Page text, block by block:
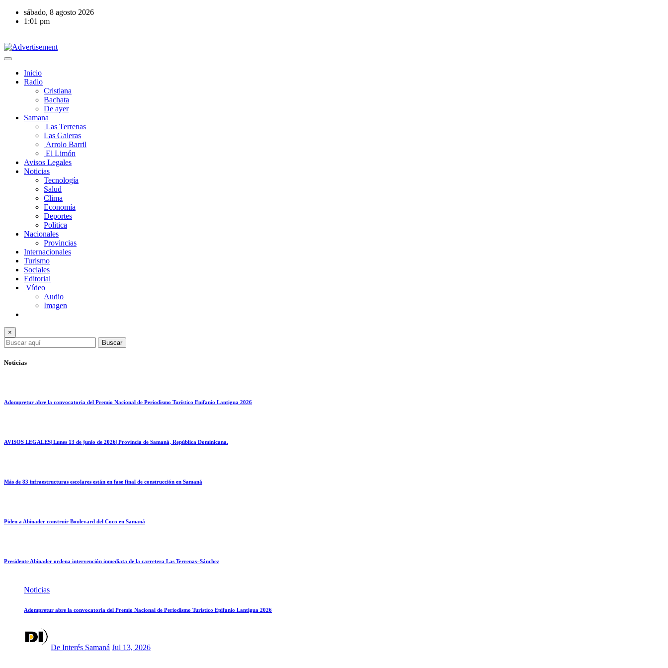
sábado, 8 agosto 2026
1:01 pm
Inicio
Radio
Cristiana
Bachata
De ayer
Samana
Las Terrenas
Las Galeras
Arrolo Barril
El Limón
Avisos Legales
Noticias
Tecnología
Salud
Clima
Economía
Deportes
Politica
Nacionales
Provincias
Internacionales
Turismo
Sociales
Editorial
Vídeo
Audio
Imagen
×
Buscar
Noticias
Adompretur abre la convocatoria del Premio Nacional de Periodismo Turístico Epifanio Lantigua 2026
AVISOS LEGALES| Lunes 13 de junio de 2026| Provincia de Samaná, República Dominicana.
Más de 83 infraestructuras escolares están en fase final de construcción en Samaná
Piden a Abinader construir Boulevard del Coco en Samaná
Presidente Abinader ordena intervención inmediata de la carretera Las Terrenas–Sánchez
Noticias
Adompretur abre la convocatoria del Premio Nacional de Periodismo Turístico Epifanio Lantigua 2026
De Interés Samaná Jul 13, 2026